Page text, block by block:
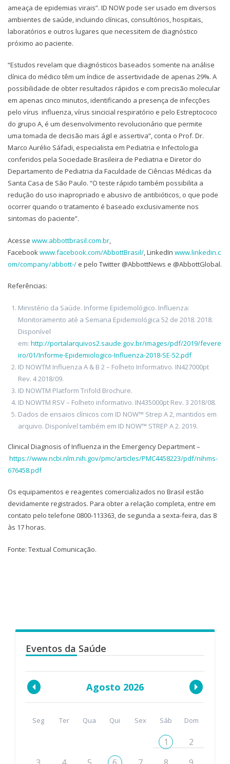
ameaça de epidemias virais”. ID NOW pode ser usado em diversos
ambientes de saúde, incluindo clínicas, consultórios, hospitais,
laboratórios e outros lugares que necessitem de diagnóstico
próximo ao paciente.
“Estudos revelam que diagnósticos baseados somente na análise
clínica do médico têm um índice de assertividade de apenas 29%. A
possibilidade de obter resultados rápidos e com precisão molecular
em apenas cinco minutos, identificando a presença de infecções
pelo vírus influenza, vírus sincicial respiratório e pelo Estreptococo
do grupo A, é um desenvolvimento revolucionário que permite
uma tomada de decisão mais ágil e assertiva”, conta o Prof. Dr.
Marco Aurélio Sáfadi, especialista em Pediatria e Infectologia
conferidos pela Sociedade Brasileira de Pediatria e Diretor do
Departamento de Pediatria da Faculdade de Ciências Médicas da
Santa Casa de São Paulo. “O teste rápido também possibilita a
redução do uso inapropriado e abusivo de antibióticos, o que pode
ocorrer quando o tratamento é baseado exclusivamente nos
sintomas do paciente”.
Acesse www.abbottbrasil.com.br,
Facebookwww.facebook.com/AbbottBrasil/, LinkedIn www.linkedin.c
om/company/abbott-/ e pelo Twitter @AbbottNews e @AbbottGlobal.
Referências:
Ministério da Saúde. Informe Epidemológico. Influenza:
Monitoramento até a Semana Epidemiológica 52 de 2018. 2018.
Disponível
em: http://portalarquivos2.saude.gov.br/images/pdf/2019/fevere
iro/01/Informe-Epidemiologico-Influenza-2018-SE-52.pdf
ID NOWTM Influenza A & B 2 – Folheto Informativo. IN427000pt
Rev. 4 2018/09.
ID NOWTM Platform Trifold Brochure.
ID NOWTM RSV – Folheto informativo. IN435000pt Rev. 3 2018/08.
Dados de ensaios clínicos com ID NOW™ Strep A 2, mantidos em
arquivo. Disponível também em ID NOW™ STREP A 2. 2019.
Clinical Diagnosis of Influenza in the Emergency Department –
https://www.ncbi.nlm.nih.gov/pmc/articles/PMC4458223/pdf/nihms-
676458.pdf
Os equipamentos e reagentes comercializados no Brasil estão
devidamente registrados. Para obter a relação completa, entre em
contato pelo telefone 0800-113363, de segunda a sexta-feira, das 8
às 17 horas.
Fonte: Textual Comunicação.
Eventos da Saúde
Agosto 2026
Seg Ter Qua Qui Sex Sáb Dom
1
2